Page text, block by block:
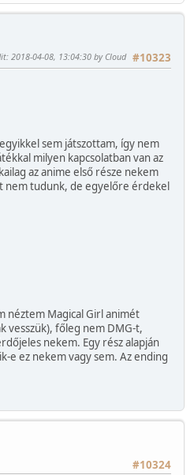
#10323
: 2018-04-08, 13:04:30 by Cloud
sem játszottam, így nem
milyen kapcsolatban van az
az anime első része nekem
nem tudunk, de egyelőre érdekel
néztem Magical Girl animét
vesszük), főleg nem DMG-t,
nekem. Egy rész alapján
e ez nekem vagy sem. Az ending
#10324